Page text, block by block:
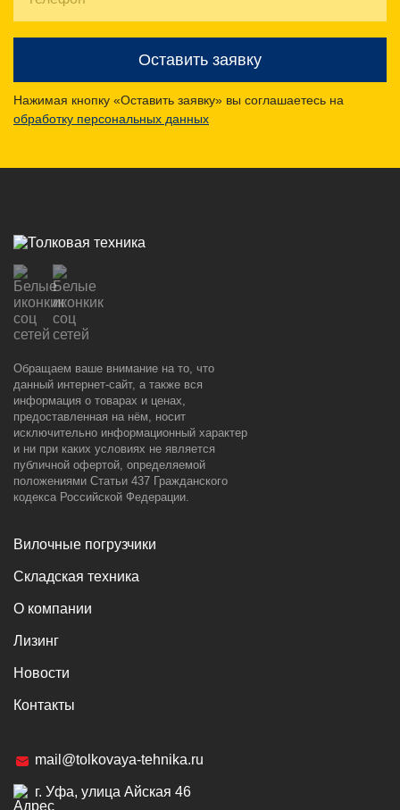
Оставить заявку
Нажимая кнопку «Оставить заявку» вы соглашаетесь на
обработку персональных данных
Обращаем ваше внимание на то, что
данный интернет-сайт, а также вся
информация о товарах и ценах,
предоставленная на нём, носит
исключительно информационный характер
и ни при каких условиях не является
публичной офертой, определяемой
положениями Статьи 437 Гражданского
кодекса Российской Федерации.
Вилочные погрузчики
Складская техника
О компании
Лизинг
Новости
Контакты
mail@tolkovaya-tehnika.ru
г. Уфа, улица Айская 46